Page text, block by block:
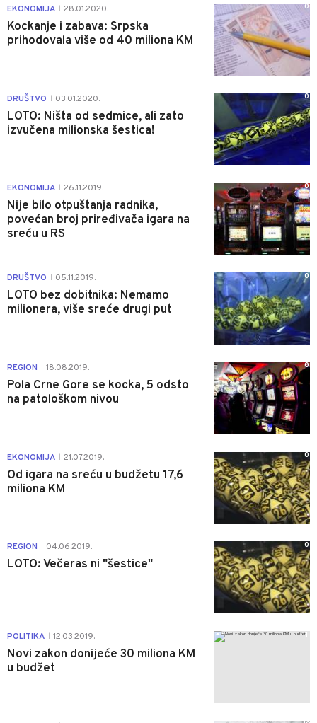
EKONOMIJA 28.01.2020.
Kockanje i zabava: Srpska
prihodovala više od 40 miliona KM
0
DRUŠTVO 03.01.2020.
LOTO: Ništa od sedmice, ali zato
izvučena milionska šestica!
0
EKONOMIJA 26.11.2019.
Nije bilo otpuštanja radnika,
povećan broj priređivača igara na
sreću u RS
0
DRUŠTVO 05.11.2019.
LOTO bez dobitnika: Nemamo
milionera, više sreće drugi put
0
REGION 18.08.2019.
Pola Crne Gore se kocka, 5 odsto
na patološkom nivou
0
EKONOMIJA 21.07.2019.
Od igara na sreću u budžetu 17,6
miliona KM
0
REGION 04.06.2019.
LOTO: Večeras ni "šestice"
0
POLITIKA 12.03.2019.
Novi zakon donijeće 30 miliona KM
u budžet
1